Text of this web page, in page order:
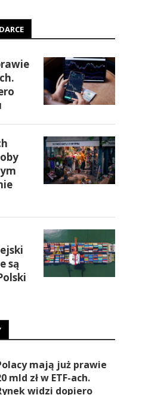
są
mają już prawie
mld zł w ETF-ach.
widzi dopiero